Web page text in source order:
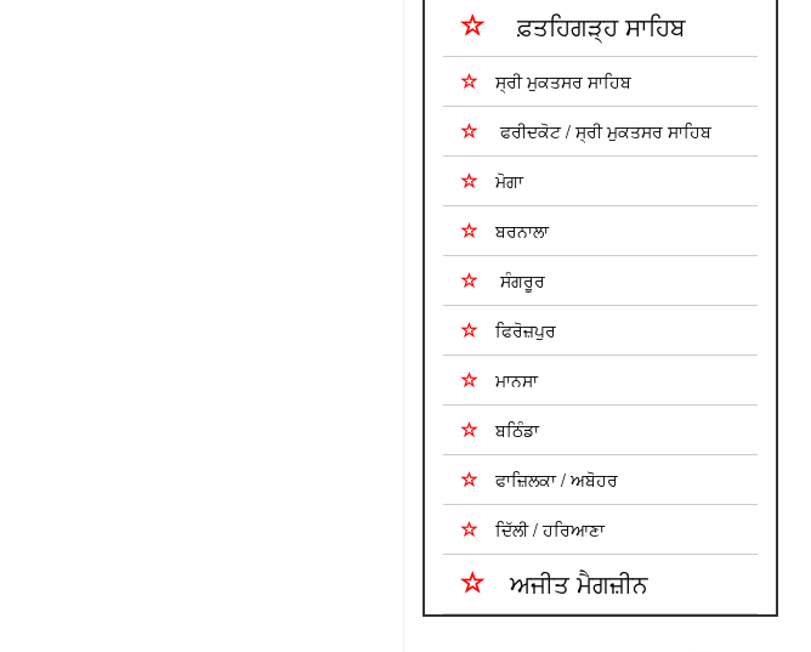
ਫ਼ਤਹਿਗੜ੍ਹ ਸਾਹਿਬ
ਸ੍ਰੀ ਮੁਕਤਸਰ ਸਾਹਿਬ
ਫਰੀਦਕੋਟ / ਸ੍ਰੀ ਮੁਕਤਸਰ ਸਾਹਿਬ
ਮੋਗਾ
ਬਰਨਾਲਾ
ਸੰਗਰੂਰ
ਫਿਰੋਜ਼ਪੁਰ
ਮਾਨਸਾ
ਬਠਿੰਡਾ
ਫਾਜ਼ਿਲਕਾ / ਅਬੋਹਰ
ਦਿੱਲੀ / ਹਰਿਆਣਾ
ਅਜੀਤ ਮੈਗਜ਼ੀਨ